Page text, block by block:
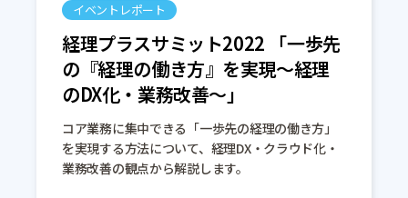
イベントレポート
経理プラスサミット2022 「一歩先
の『経理の働き方』を実現～経理
のDX化・業務改善～」
コア業務に集中できる「一歩先の経理の働き方」
を実現する方法について、経理DX・クラウド化・
業務改善の観点から解説します。